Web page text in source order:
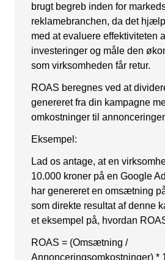
Programmatic SEO
FÅ KORTLAGT DIN AI
PAID SOCIAL
Meta annoncering
Snapchat annoncering
LinkedIn annoncering
Pinterest annoncering
TikTok annoncering
PAID SEARCH
Google Ads
Whitepapers
Karriere
brugt begreb inden for
reklamebranchen, da det
med at evaluere effektiviteten
investeringer og måle den
som virksomheden får retur.
ROAS beregnes ved at
genereret fra din kampagne
omkostninger til
Eksempel:
Lad os antage, at en
10.000 kroner på en Google
har genereret en omsætning
som direkte resultat af denne
et eksempel på, hvordan
ROAS = (Omsætning /
Annonceringsomkostninger) *